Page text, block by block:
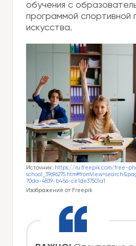
обучения с
программой спортивной
искусства.
Источник: https://ru.freepik.com/free-
70da-4839-b456-ce1de37501a1
Изображение от Freepik